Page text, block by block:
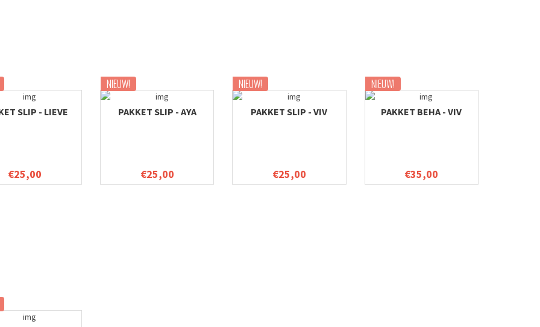
SLIP - LIEVE
€25,00
NIEUW!
PAKKET SLIP - AYA
€25,00
NIEUW!
PAKKET SLIP - VIV
€25,00
NIEUW!
PAKKET BEHA - VIV
€35,00